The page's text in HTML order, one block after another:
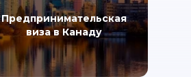
Предпринимательская
виза в Канаду